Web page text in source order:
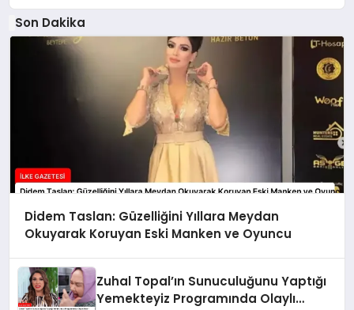
Son Dakika
Didem Taslan: Güzelliğini Yıllara Meydan
Okuyarak Koruyan Eski Manken ve Oyuncu
Zuhal Topal’ın Sunuculuğunu Yaptığı
Yemekteyiz Programında Olaylı